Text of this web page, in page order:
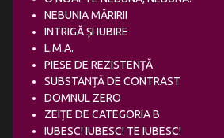
NEBUNIA MĂRIRII
INTRIGĂ ȘI IUBIRE
L.M.A.
PIESE DE REZISTENȚĂ
SUBSTANȚĂ DE CONTRAST
DOMNUL ZERO
ZEIȚE DE CATEGORIA B
IUBESC! IUBESC! TE IUBESC!